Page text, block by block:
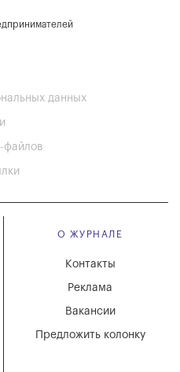
данных
файлов
О ЖУРНАЛЕ
Вакансии
Реклама
Контакты
Предложить колонку